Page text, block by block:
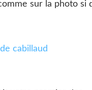
sur la photo si